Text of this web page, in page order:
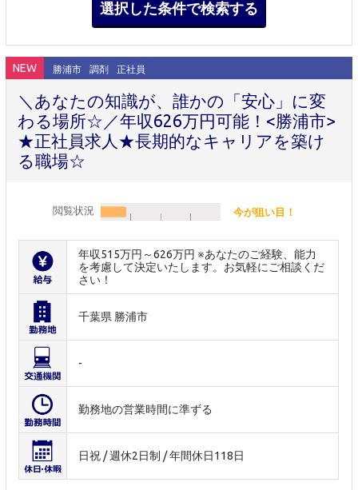
NEW 勝浦市 調剤 正社員
＼あなたの知識が、誰かの「安心」に変
わる場所☆／年収626万円可能！<勝浦市>
★正社員求人★長期的なキャリアを築け
る職場☆
閲覧状況 今が狙い目！
年収515万円～626万円 ※あなたのご経験、能力
を考慮して決定いたします。お気軽にご相談くだ
さい！
千葉県 勝浦市
-
勤務地の営業時間に準ずる
日祝 / 週休2日制 / 年間休日118日